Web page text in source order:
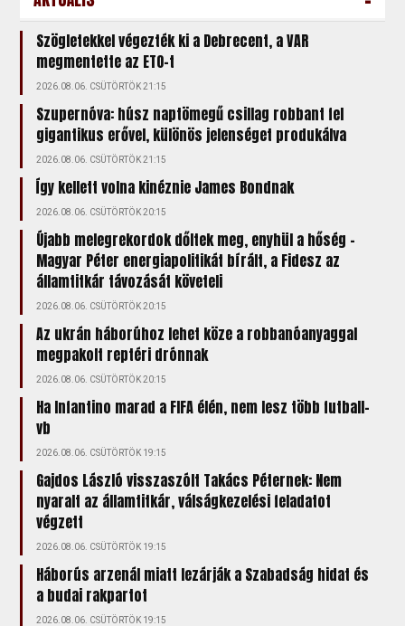
Szögletekkel végezték ki a Debrecent, a VAR
megmentette az ETO-t
2026.08.06. CSÜTÖRTÖK 21:15
Szupernóva: húsz naptömegű csillag robbant fel
gigantikus erővel, különös jelenséget produkálva
2026.08.06. CSÜTÖRTÖK 21:15
Így kellett volna kinéznie James Bondnak
2026.08.06. CSÜTÖRTÖK 20:15
Újabb melegrekordok dőltek meg, enyhül a hőség –
Magyar Péter energiapolitikát bírált, a Fidesz az
államtitkár távozását követeli
2026.08.06. CSÜTÖRTÖK 20:15
Az ukrán háborúhoz lehet köze a robbanóanyaggal
megpakolt reptéri drónnak
2026.08.06. CSÜTÖRTÖK 20:15
Ha Infantino marad a FIFA élén, nem lesz több futball-
vb
2026.08.06. CSÜTÖRTÖK 19:15
Gajdos László visszaszólt Takács Péternek: Nem
nyaralt az államtitkár, válságkezelési feladatot
végzett
2026.08.06. CSÜTÖRTÖK 19:15
Háborús arzenál miatt lezárják a Szabadság hidat és
a budai rakpartot
2026.08.06. CSÜTÖRTÖK 19:15